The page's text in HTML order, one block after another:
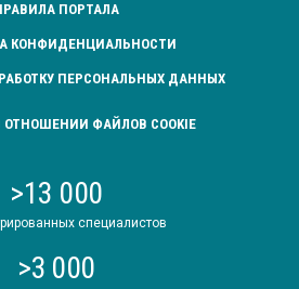
ПОРТАЛА
КОНФИДЕНЦИАЛЬНОСТИ
ПЕРСОНАЛЬНЫХ ДАННЫХ
ФАЙЛОВ COOKIE
>13 000
специалистов
>3 000